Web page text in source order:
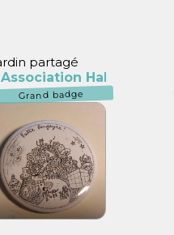
Bergeyre
partagé
Association Habitants
Grand badge